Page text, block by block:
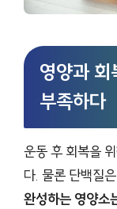
영양과
부족하다
운동 후 회복을
다. 물론 단백질
완성하는 영양소